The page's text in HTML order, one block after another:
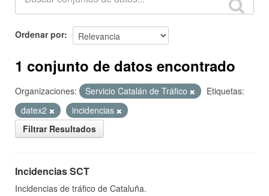
Ordenar por
1 conjunto de datos encontrado
Organizaciones: Servicio Catalán de Tráfico
Etiquetas:
datex2
incidencias
Filtrar Resultados
Incidencias SCT
Incidencias de tráfico de Cataluña.